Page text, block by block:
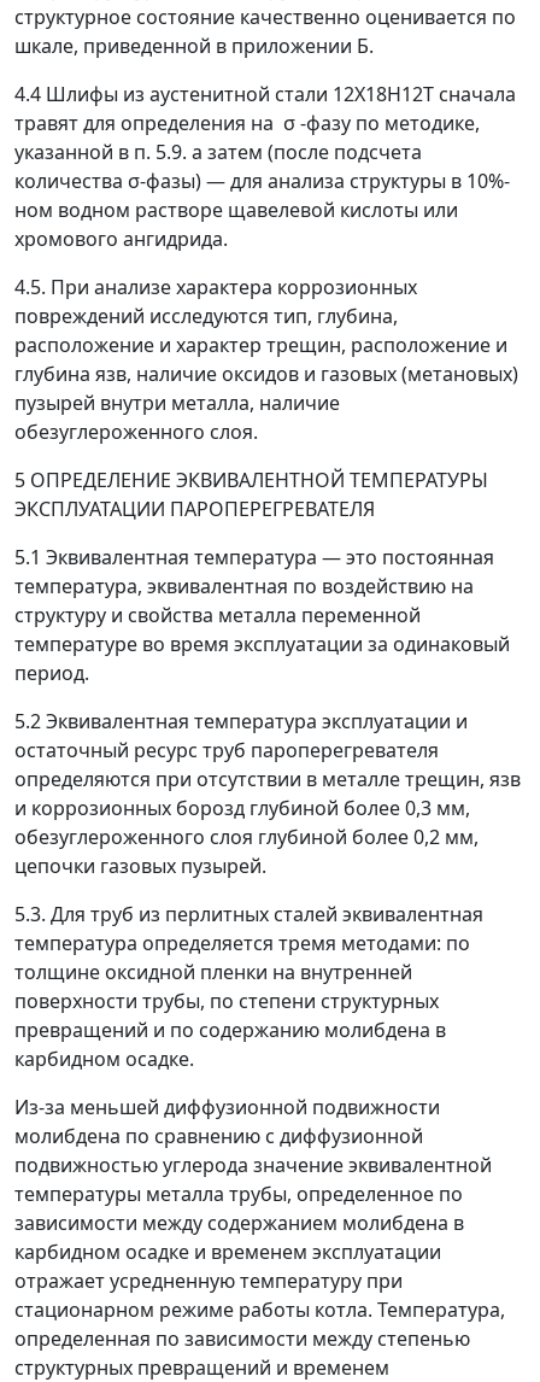
структурное состояние качественно оценивается по
шкале, приведенной в приложении Б.
4.4 Шлифы из аустенитной стали 12Х18Н12Т сначала
травят для определения на σ-фазу по методике,
указанной в п. 5.9. а затем (после подсчета
количества σ-фазы)—для анализа структуры в 10%-
ном водном растворе щавелевой кислоты или
хромового ангидрида.
4.5. При анализе характера коррозионных
повреждений исследуются тип, глубина,
расположение и характер трещин, расположение и
глубина язв, наличие оксидов и газовых (метановых)
пузырей внутри металла, наличие
обезуглероженного слоя.
5 ОПРЕДЕЛЕНИЕ ЭКВИВАЛЕНТНОЙ ТЕМПЕРАТУРЫ
ЭКСПЛУАТАЦИИ ПАРОПЕРЕГРЕВАТЕЛЯ
5.1 Эквивалентная температура —это постоянная
температура, эквивалентная по воздействию на
структуру и свойства металла переменной
температуре во время эксплуатации за одинаковый
период.
5.2 Эквивалентная температура эксплуатации и
остаточный ресурс труб пароперегревателя
определяются при отсутствии в металле трещин, язв
и коррозионных борозд глубиной более 0,3 мм,
обезуглероженного слоя глубиной более 0,2 мм,
цепочки газовых пузырей.
5.3. Для труб из перлитных сталей эквивалентная
температура определяется тремя методами: по
толщине оксидной пленки на внутренней
поверхности трубы, по степени структурных
превращений и по содержанию молибдена в
карбидном осадке.
Из-за меньшей диффузионной подвижности
молибдена по сравнению с диффузионной
подвижностью углерода значение эквивалентной
температуры металла трубы, определенное по
зависимости между содержанием молибдена в
карбидном осадке и временем эксплуатации
отражает усредненную температуру при
стационарном режиме работы котла. Температура,
определенная по зависимости между степенью
структурных превращений и временем